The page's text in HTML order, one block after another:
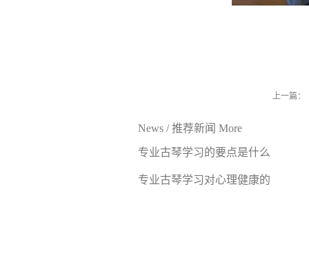
上一篇：
News / 推荐新闻 More
专业古琴学习的要点是什么
专业古琴学习对心理健康的